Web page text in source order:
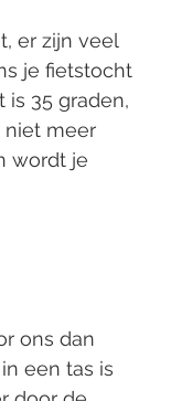
er zijn veel
je fietstocht
is 35 graden,
niet meer
wordt je
ons dan
een tas is